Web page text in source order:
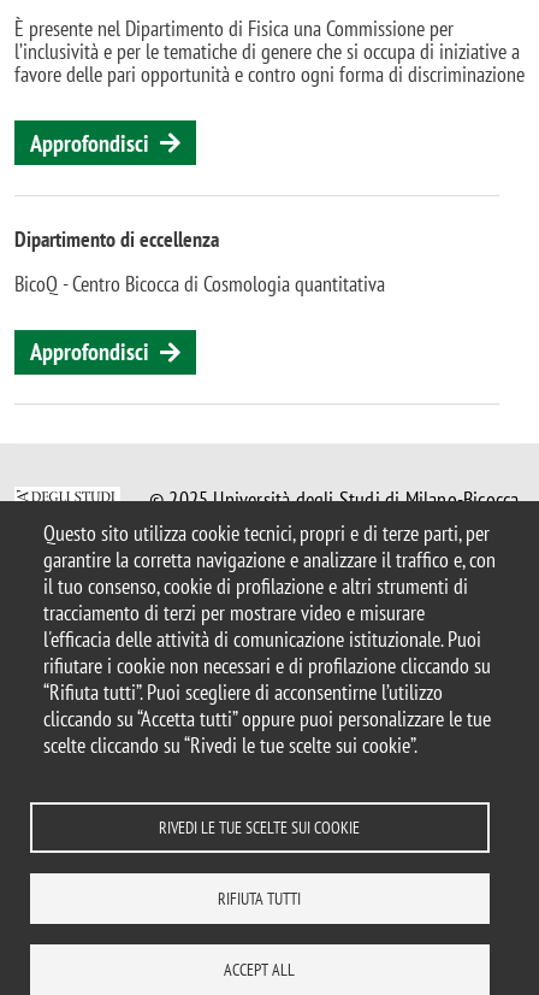
Questo sito utilizza cookie tecnici, propri e di terze parti, per
garantire la corretta navigazione e analizzare il traffico e, con
il tuo consenso, cookie di profilazione e altri strumenti di
tracciamento di terzi per mostrare video e misurare
l'efficacia delle attività di comunicazione istituzionale. Puoi
rifiutare i cookie non necessari e di profilazione cliccando su
“Rifiuta tutti”. Puoi scegliere di acconsentirne l’utilizzo
cliccando su “Accetta tutti” oppure puoi personalizzare le tue
scelte cliccando su “Rivedi le tue scelte sui cookie”.
RIVEDI LE TUE SCELTE SUI COOKIE
RIFIUTA TUTTI
ACCEPT ALL
È presente nel Dipartimento di Fisica una Commissione per
l’inclusività e per le tematiche di genere che si occupa di iniziative a
favore delle pari opportunità e contro ogni forma di discriminazione
Approfondisci
Dipartimento di eccellenza
BicoQ - Centro Bicocca di Cosmologia quantitativa
Approfondisci
© 2025 Università degli Studi di Milano-Bicocca
Piazza dell'Ateneo Nuovo, 1 - 20126, Milano
Casella PEC:ateneo.bicocca@pec.unimib.it
P.I. 12621570154 |
redazioneweb.fisica@unimib.it
Note legali Privacy e cookie policy
Amministrazione trasparente
MAPPA DEL SITO CONTATTI